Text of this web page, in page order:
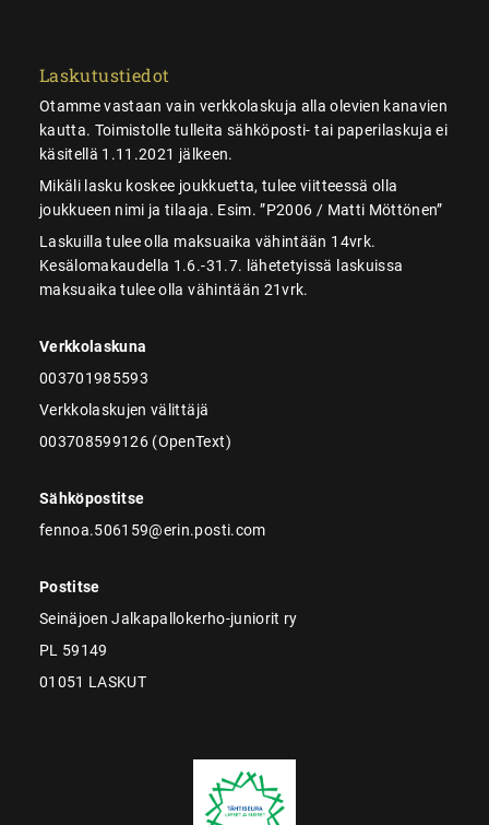
Laskutustiedot
Otamme vastaan vain verkkolaskuja alla olevien kanavien
kautta. Toimistolle tulleita sähköposti- tai paperilaskuja ei
käsitellä 1.11.2021 jälkeen.
Mikäli lasku koskee joukkuetta, tulee viitteessä olla
joukkueen nimi ja tilaaja. Esim. ”P2006 / Matti Möttönen”
Laskuilla tulee olla maksuaika vähintään 14vrk.
Kesälomakaudella 1.6.-31.7. lähetetyissä laskuissa
maksuaika tulee olla vähintään 21vrk.
Verkkolaskuna
003701985593
Verkkolaskujen välittäjä
003708599126 (OpenText)
Sähköpostitse
fennoa.506159@erin.posti.com
Postitse
Seinäjoen Jalkapallokerho-juniorit ry
PL 59149
01051 LASKUT